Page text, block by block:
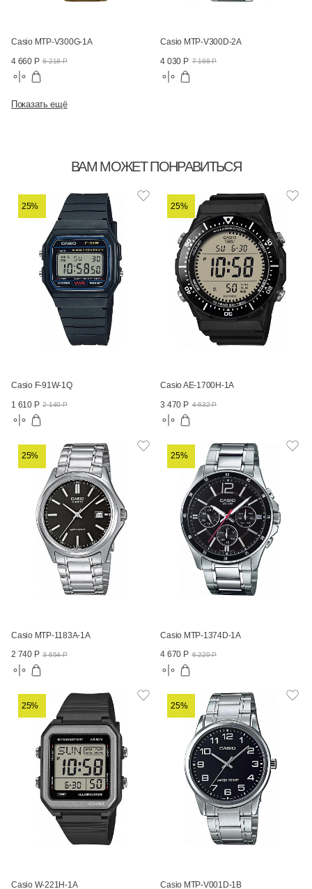
Casio MTP-V300G-1A
4 660 Р 6 218 Р
Casio MTP-V300D-2A
4 030 Р 7 168 Р
Показать ещё
ВАМ МОЖЕТ ПОНРАВИТЬСЯ
25%
Casio F-91W-1Q
1 610 Р 2 140 Р
25%
Casio AE-1700H-1A
3 470 Р 4 632 Р
25%
Casio MTP-1183A-1A
2 740 Р 3 654 Р
25%
Casio MTP-1374D-1A
4 670 Р 6 229 Р
25%
Casio W-221H-1A
25%
Casio MTP-V001D-1B